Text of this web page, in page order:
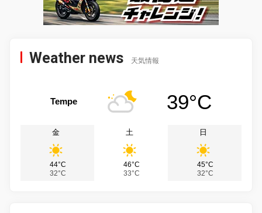
Weather news 天気情報
Tempe 39°C
金
44°C
32°C
土
46°C
33°C
日
45°C
32°C